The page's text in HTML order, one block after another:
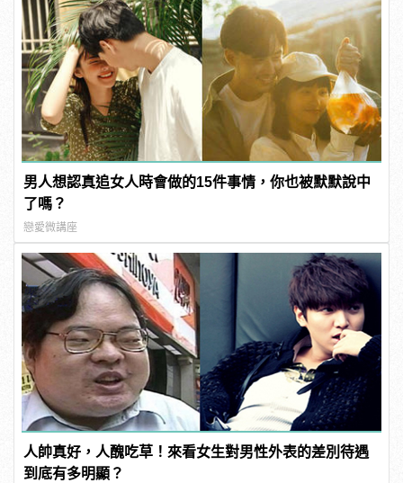
男人想認真追女人時會做的15件事情，你也被默默說中
了嗎？
戀愛微講座
人帥真好，人醜吃草！來看女生對男性外表的差別待遇
到底有多明顯？